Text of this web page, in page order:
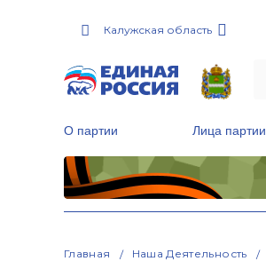
Калужская область
О партии Лица партии
Главная Наша Деятельность